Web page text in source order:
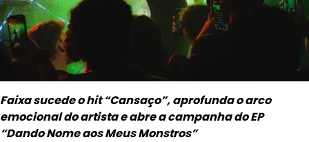
Faixa sucede o hit “Cansaço”, aprofunda o arco
emocional do artista e abre a campanha do EP
“Dando Nome aos Meus Monstros”